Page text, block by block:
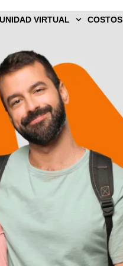
VIRTUAL COSTOS